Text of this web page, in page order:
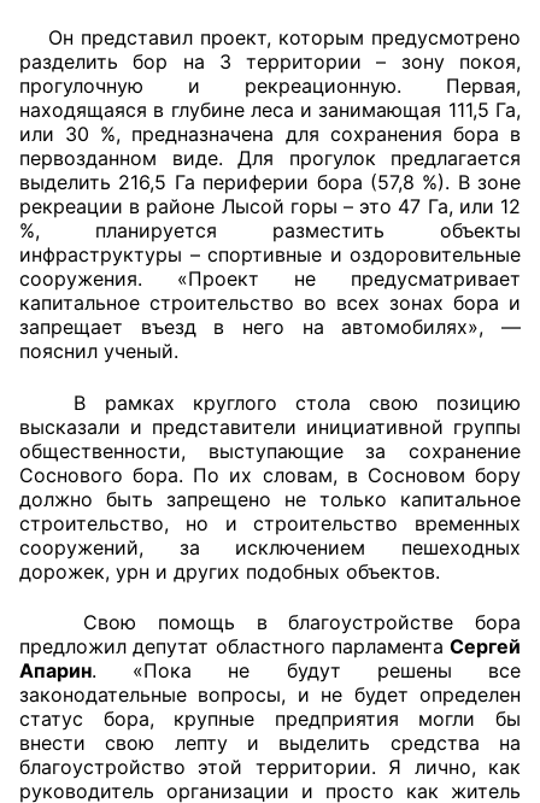
Он представил проект, которым предусмотрено
разделить бор на 3 территории – зону покоя,
прогулочную и рекреационную. Первая,
находящаяся в глубине леса и занимающая 111,5 Га,
или 30 %, предназначена для сохранения бора в
первозданном виде. Для прогулок предлагается
выделить 216,5 Га периферии бора (57,8 %). В зоне
рекреации в районе Лысой горы – это 47 Га, или 12
%, планируется разместить объекты
инфраструктуры – спортивные и оздоровительные
сооружения. «Проект не предусматривает
капитальное строительство во всех зонах бора и
запрещает въезд в него на автомобилях», —
пояснил ученый.
В рамках круглого стола свою позицию
высказали и представители инициативной группы
общественности, выступающие за сохранение
Соснового бора. По их словам, в Сосновом бору
должно быть запрещено не только капитальное
строительство, но и строительство временных
сооружений, за исключением пешеходных
дорожек, урн и других подобных объектов.
Свою помощь в благоустройстве бора
предложил депутат областного парламента Сергей
Апарин. «Пока не будут решены все
законодательные вопросы, и не будет определен
статус бора, крупные предприятия могли бы
внести свою лепту и выделить средства на
благоустройство этой территории. Я лично, как
руководитель организации и просто как житель